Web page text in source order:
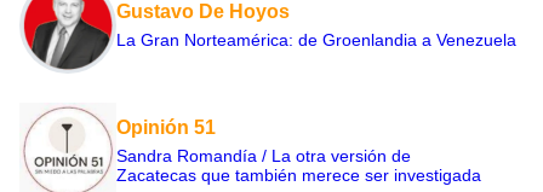
Gustavo De Hoyos
La Gran Norteamérica: de Groenlandia a Venezuela
Opinión 51
Sandra Romandía / La otra versión de
Zacatecas que también merece ser investigada